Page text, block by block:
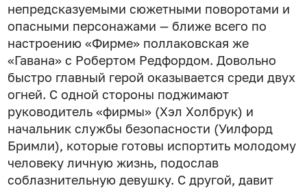
непредсказуемыми сюжетными поворотами и
опасными персонажами — ближе всего по
настроению «Фирме» поллаковская же
«Гавана» с Робертом Редфордом. Довольно
быстро главный герой оказывается среди двух
огней. С одной стороны поджимают
руководитель «фирмы» (Хэл Холбрук) и
начальник службы безопасности (Уилфорд
Бримли), которые готовы испортить молодому
человеку личную жизнь, подослав
соблазнительную девушку. С другой, давит